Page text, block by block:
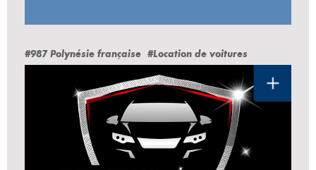
#987 Polynésie française #Location de voitures